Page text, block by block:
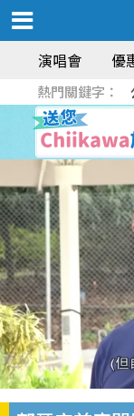
演唱會 優
熱門關鍵字：